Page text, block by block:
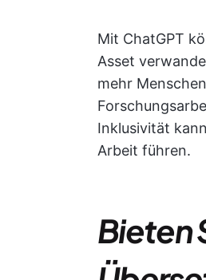
Mit ChatGPT
Asset
mehr
Inklusivität
Arbeit führen.
Bieten